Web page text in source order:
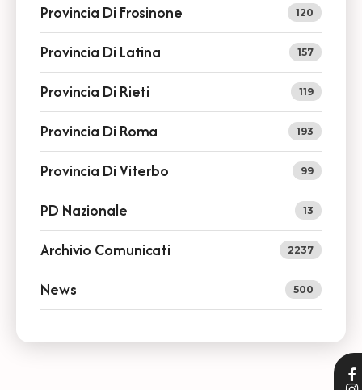
Provincia Di Frosinone 120
Provincia Di Latina 157
Provincia Di Rieti 119
Provincia Di Roma 193
Provincia Di Viterbo 99
PD Nazionale 13
Archivio Comunicati 2237
News 500